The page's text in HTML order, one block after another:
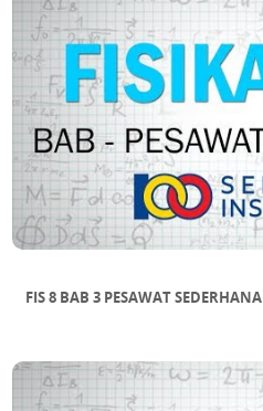
FIS 8 BAB 3 PESAWAT SEDERHANA